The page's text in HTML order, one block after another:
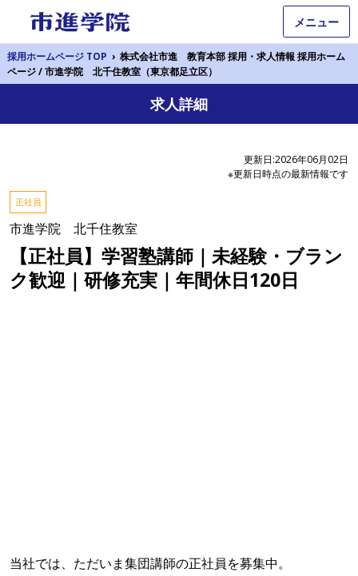
メニュー
採用ホームページ TOP › 株式会社市進 教育本部 採用・求人情報 採用ホーム
ページ / 市進学院 北千住教室（東京都足立区）
求人詳細
更新日:2026年06月02日
※更新日時点の最新情報です
正社員
市進学院 北千住教室
【正社員】学習塾講師｜未経験・ブラン
ク歓迎｜研修充実｜年間休日120日
当社では、ただいま集団講師の正社員を募集中。